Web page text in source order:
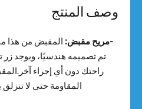
وصف المنتج
-مريح مقبض: المقبض من هذا
تم تصميمه هندسيًا، ويوجد
راحتك دون أي إجراء
المقاومة حتى لا تنزلق